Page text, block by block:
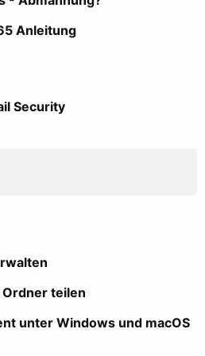
Anleitung
Security
teilen
unter Windows und macOS